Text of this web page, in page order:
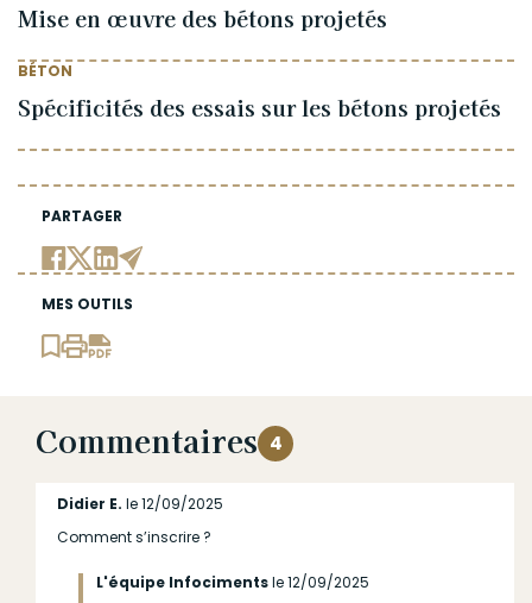
PARTAGER
MES OUTILS
Mise en œuvre des bétons projetés
BÉTON
Spécificités des essais sur les bétons projetés
Commentaires 4
Didier E. le 12/09/2025
Comment s’inscrire ?
L'équipe Infocimentsle 12/09/2025